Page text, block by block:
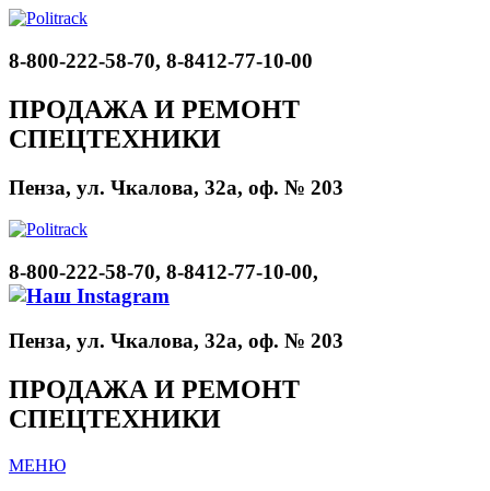
8-800-222-58-70, 8-8412-77-10-00
ПРОДАЖА И РЕМОНТ
СПЕЦТЕХНИКИ
Пенза, ул. Чкалова, 32а, оф. № 203
8-800-222-58-70, 8-8412-77-10-00,
Пенза, ул. Чкалова, 32а, оф. № 203
ПРОДАЖА И РЕМОНТ
СПЕЦТЕХНИКИ
МЕНЮ